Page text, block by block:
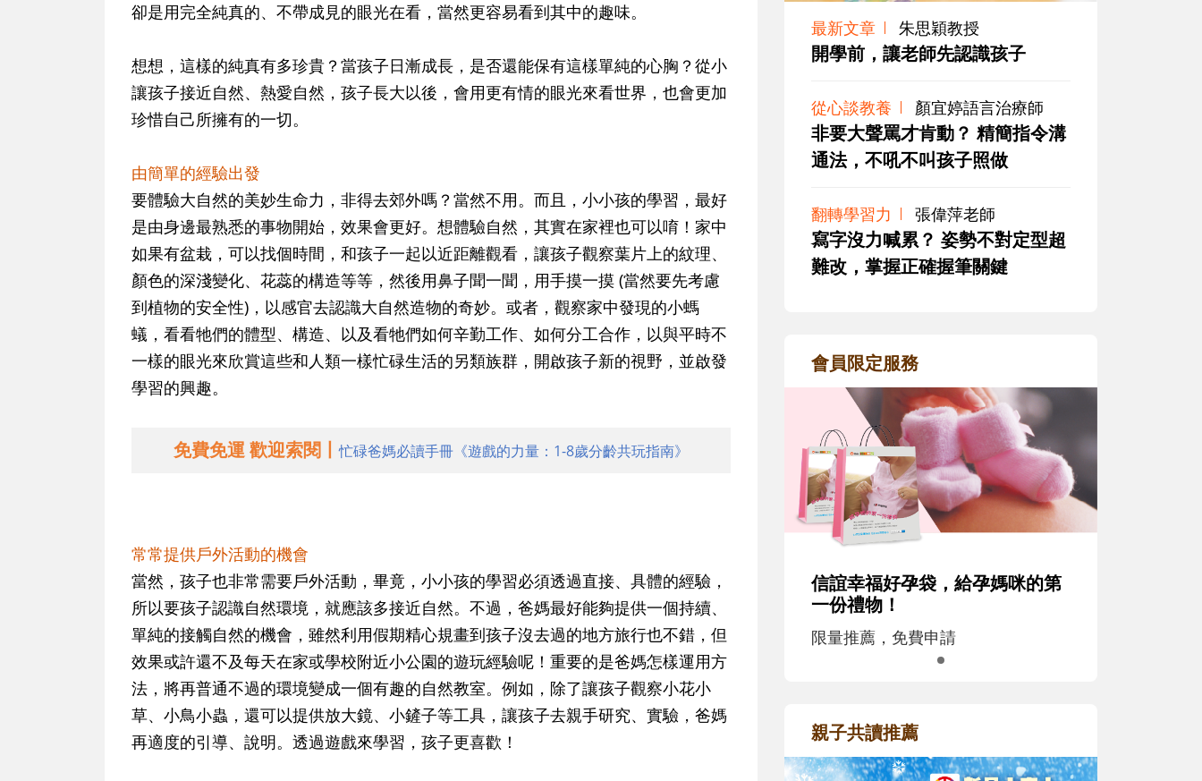
卻是用完全純真的、不帶成見的眼光在看，當然更容易看到其中的趣味。
想想，這樣的純真有多珍貴？當孩子日漸成長，是否還能保有這樣單純的心胸？從小
讓孩子接近自然、熱愛自然，孩子長大以後，會用更有情的眼光來看世界，也會更加
珍惜自己所擁有的一切。
由簡單的經驗出發
要體驗大自然的美妙生命力，非得去郊外嗎？當然不用。而且， 小小孩的學習，最好
是由身邊最熟悉的事物開始 ，效果會更好。想體驗自然，其實在家裡也可以唷！家中
如果有盆栽，可以找個時間，和孩子一起以近距離觀看，讓孩子觀察葉片上的紋理、
顏色的深淺變化、花蕊的構造等等，然後用鼻子聞一聞，用手摸一摸 (當然要先考慮
到植物的安全性)，以感官去認識大自然造物的奇妙。或者，觀察家中發現的小螞
蟻，看看牠們的體型、構造、以及看牠們如何辛勤工作、如何分工合作，以與平時不
一樣的眼光來欣賞這些和人類一樣忙碌生活的另類族群，開啟孩子新的視野，並啟發
學習的興趣。
免費免運 歡迎索閱丨忙碌爸媽必讀手冊《遊戲的力量：1-8歲分齡共玩指南》
常常提供戶外活動的機會
當然，孩子也非常需要戶外活動，畢竟， 小小孩的學習必須透過直接、具體的經驗 ，
所以要孩子認識自然環境，就應該多接近自然。不過， 爸媽最好能夠提供一個持續、
單純的接觸自然的機會 ，雖然利用假期精心規畫到孩子沒去過的地方旅行也不錯，但
效果或許還不及每天在家或學校附近小公園的遊玩經驗呢！重要的是爸媽怎樣運用方
法，將再普通不過的環境變成一個有趣的自然教室。例如，除了讓孩子觀察小花小
草、小鳥小蟲，還可以提供放大鏡、小鏟子等工具，讓孩子去親手研究、實驗，爸媽
再適度的引導、說明。透過遊戲來學習，孩子更喜歡！
最新文章 朱思穎教授
開學前，讓老師先認識孩子
從心談教養 顏宜婷語言治療師
非要大聲罵才肯動？ 精簡指令溝
通法，不吼不叫孩子照做
翻轉學習力 張偉萍老師
寫字沒力喊累？ 姿勢不對定型超
難改，掌握正確握筆關鍵
會員限定服務
信誼幸福好孕袋，給孕媽咪的第
一份禮物！
限量推薦，免費申請
親子共讀推薦